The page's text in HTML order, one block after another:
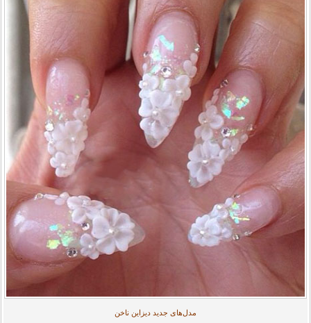
مدل‌های جدید دیزاین ناخن